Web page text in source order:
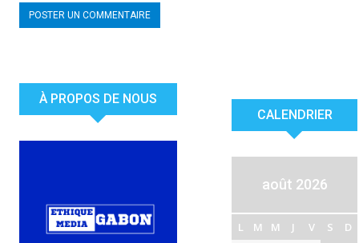
À PROPOS DE NOUS
CALENDRIER
août 2026
L M M J V S
D